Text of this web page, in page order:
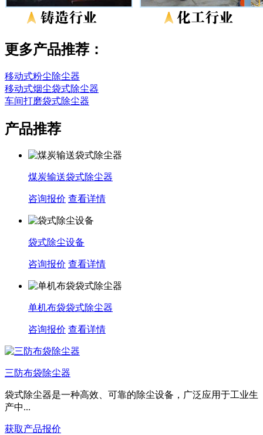
更多产品推荐：
移动式粉尘除尘器
移动式烟尘袋式除尘器
车间打磨袋式除尘器
产品推荐
煤炭输送袋式除尘器
咨询报价 查看详情
袋式除尘设备
咨询报价 查看详情
单机布袋袋式除尘器
咨询报价 查看详情
三防布袋除尘器
袋式除尘器‌是一种高效、可靠的除尘设备，广泛应用于工业生
产中...
获取产品报价